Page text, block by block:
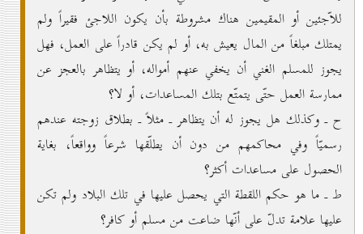
للاّجئين أو المقيمين هناك مشروطة بأن يكون اللاجئ فقيراً ولم
يمتلك مبلغاً من المال يعيش به، أو لم يكن قادراً على العمل، فهل
يجوز للمسلم الغني أن يخفي عنهم أمواله، أو يتظاهر بالعجز عن
ممارسة العمل حتّى يتمتّع بتلك المساعدات، أو لا؟
ح ـ وكذلك هل يجوز له أن يتظاهر ـ مثلاً ـ بطلاق زوجته عندهم
رسميّاً وفي محاكمهم من دون أن يطلّقها شرعاً وواقعاً، بغاية
الحصول على مساعدات أكثر؟
ط ـ ما هو حكم اللقطة التي يحصل عليها في تلك البلاد ولم تكن
عليها علامة تدلّ على أنّها ضاعت من مسلم أو كافر؟